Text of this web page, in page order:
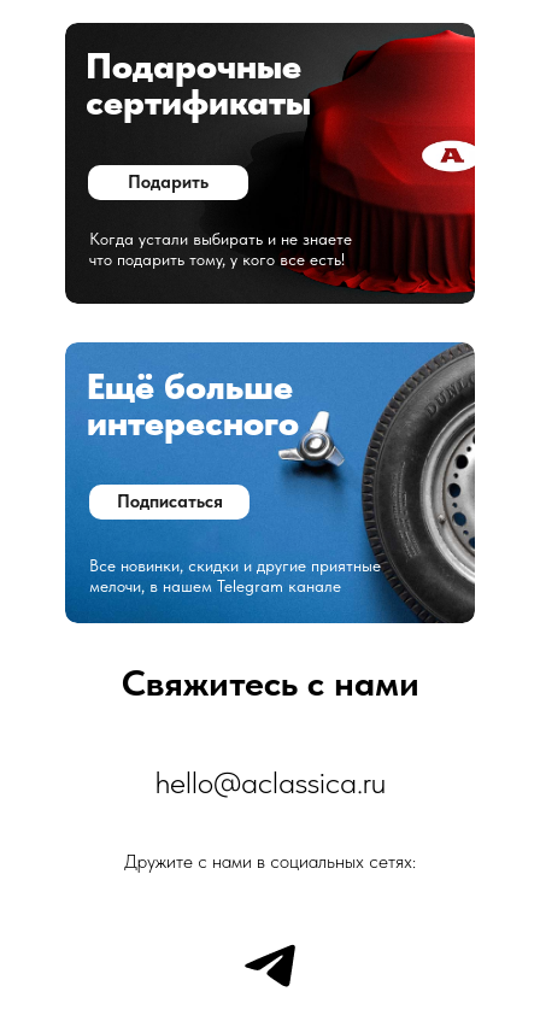
Ещё больше
интересного
Все новинки, скидки и другие приятные
мелочи, в нашем Telegram канале
Подарочные
сертификаты
Когда устали выбирать и не знаете
что подарить тому, у кого все есть!
Подписаться
Подарить
Свяжитесь с нами
hello@aclassica.ru
Дружите с нами в социальных сетях: